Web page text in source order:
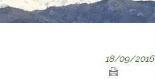
18/09/2016